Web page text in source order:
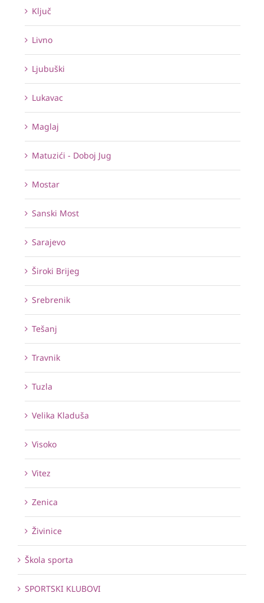
Ključ
Livno
Ljubuški
Lukavac
Maglaj
Matuzići - Doboj Jug
Mostar
Sanski Most
Sarajevo
Široki Brijeg
Srebrenik
Tešanj
Travnik
Tuzla
Velika Kladuša
Visoko
Vitez
Zenica
Živinice
Škola sporta
SPORTSKI KLUBOVI